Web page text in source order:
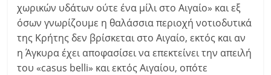
χωρικών υδάτων ούτε ένα μίλι στο Αιγαίο» και εξ
όσων γνωρίζουμε η θαλάσσια περιοχή νοτιοδυτικά
της Κρήτης δεν βρίσκεται στο Αιγαίο, εκτός και αν
η Άγκυρα έχει αποφασίσει να επεκτείνει την απειλή
του «casus belli» και εκτός Αιγαίου, οπότε